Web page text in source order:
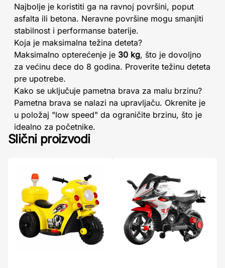
Najbolje je koristiti ga na ravnoj površini, poput
asfalta ili betona. Neravne površine mogu smanjiti
stabilnost i performanse baterije.
Koja je maksimalna težina deteta?
Maksimalno opterećenje je 30 kg, što je dovoljno
za većinu dece do 8 godina. Proverite težinu deteta
pre upotrebe.
Kako se uključuje pametna brava za malu brzinu?
Pametna brava se nalazi na upravljaču. Okrenite je
u položaj "low speed" da ograničite brzinu, što je
idealno za početnike.
Slični proizvodi